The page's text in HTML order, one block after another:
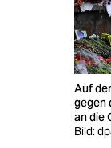
veranstaltungen
fragen & hilfe
Auf
gegen
an die
Bild: